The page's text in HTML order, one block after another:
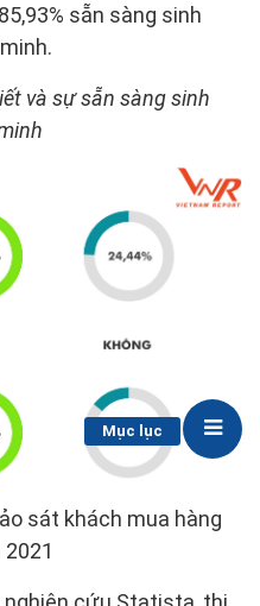
Mục lục
sẵn sàng sinh
và sự sẵn sàng sinh
sát khách mua hàng